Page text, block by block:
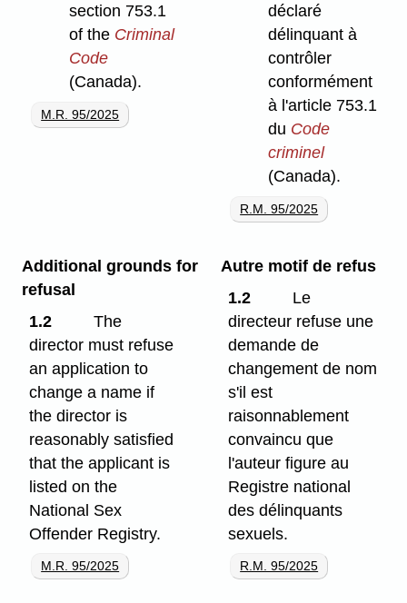
section 753.1
of the Criminal
Code
(Canada).
M.R. 95/2025
déclaré
délinquant à
contrôler
conformément
à l'article 753.1
du Code
criminel
(Canada).
R.M. 95/2025
Additional grounds for
refusal
1.2
The
director must refuse
an application to
change a name if
the director is
reasonably satisfied
that the applicant is
listed on the
National Sex
Offender Registry.
M.R. 95/2025
Autre motif de refus
1.2
Le
directeur refuse une
demande de
changement de nom
s'il est
raisonnablement
convaincu que
l'auteur figure au
Registre national
des délinquants
sexuels.
R.M. 95/2025